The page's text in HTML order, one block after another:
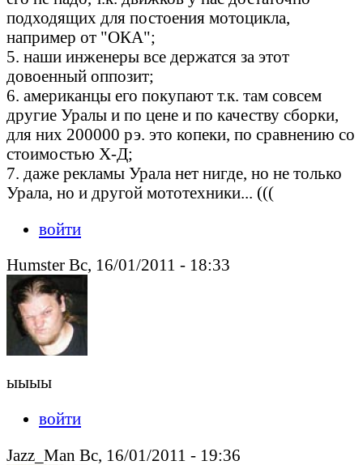
подходящих для постоения мотоцикла,
например от "ОКА";
5. наши инженеры все держатся за этот
довоенный оппозит;
6. американцы его покупают т.к. там совсем
другие Уралы и по цене и по качеству сборки,
для них 200000 рэ. это копеки, по сравнению со
стоимостью Х-Д;
7. даже рекламы Урала нет нигде, но не только
Урала, но и другой мототехники... (((
войти
Humster Вс, 16/01/2011 - 18:33
ыыыы
войти
Jazz_Man Вс, 16/01/2011 - 19:36